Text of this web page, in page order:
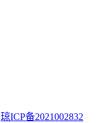
琼ICP备2021002832